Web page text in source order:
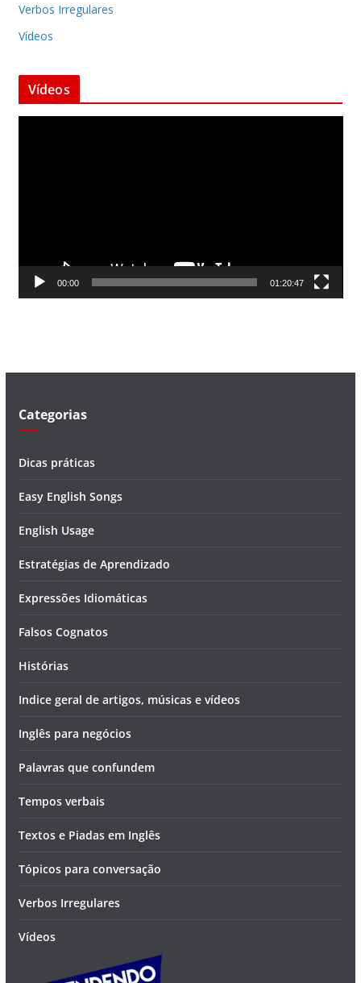
Verbos Irregulares
Vídeos
Vídeos
d
00:00 01:20:47
Categorias
Dicas práticas
Easy English Songs
English Usage
Estratégias de Aprendizado
Expressões Idiomáticas
Falsos Cognatos
Histórias
Indice geral de artigos, músicas e vídeos
Inglês para negócios
Palavras que confundem
Tempos verbais
Textos e Piadas em Inglês
Tópicos para conversação
Verbos Irregulares
Vídeos